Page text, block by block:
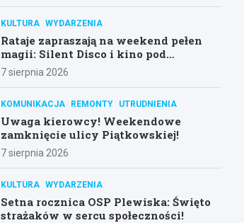
KULTURA WYDARZENIA
Rataje zapraszają na weekend pełen
magii: Silent Disco i kino pod
gwiazdami!
7 sierpnia 2026
KOMUNIKACJA REMONTY UTRUDNIENIA
Uwaga kierowcy! Weekendowe
zamknięcie ulicy Piątkowskiej!
7 sierpnia 2026
KULTURA WYDARZENIA
Setna rocznica OSP Plewiska: Święto
strażaków w sercu społeczności!